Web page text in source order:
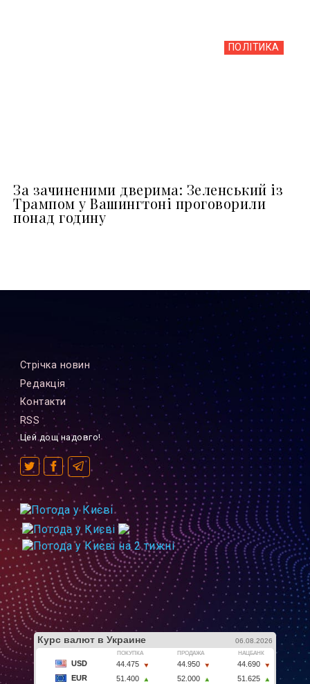
ПОЛІТИКА
За зачиненими дверима: Зеленський із
Трампом у Вашингтоні проговорили
понад годину
Стрiчка новин
Редакцiя
Контакти
RSS
Цей дощ надовго!